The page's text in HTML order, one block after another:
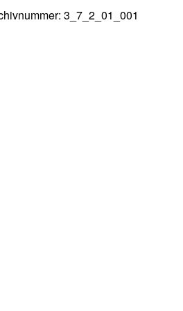
3_7_2_01_001